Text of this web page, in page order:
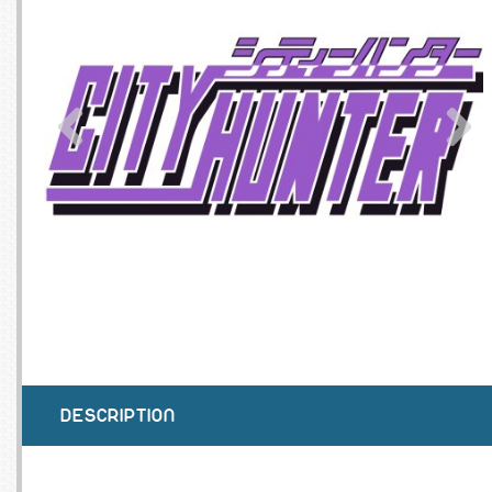
BAGAGERIE
DESCRIPTION